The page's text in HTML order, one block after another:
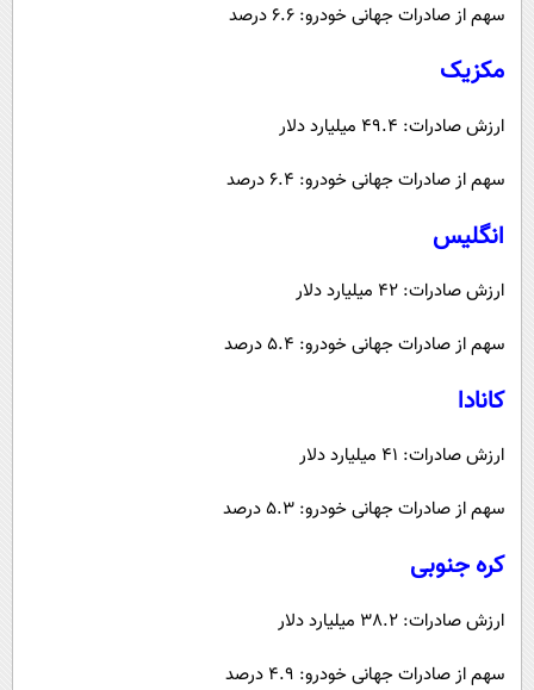
سهم از صادرات جهانی خودرو: 6.6 درصد
مکزیک
ارزش صادرات: 49.4 میلیارد دلار
سهم از صادرات جهانی خودرو: 6.4 درصد
انگلیس
ارزش صادرات: 42 میلیارد دلار
سهم از صادرات جهانی خودرو: 5.4 درصد
کانادا
ارزش صادرات: 41 میلیارد دلار
سهم از صادرات جهانی خودرو: 5.3 درصد
کره جنوبی
ارزش صادرات: 38.2 میلیارد دلار
سهم از صادرات جهانی خودرو: 4.9 درصد